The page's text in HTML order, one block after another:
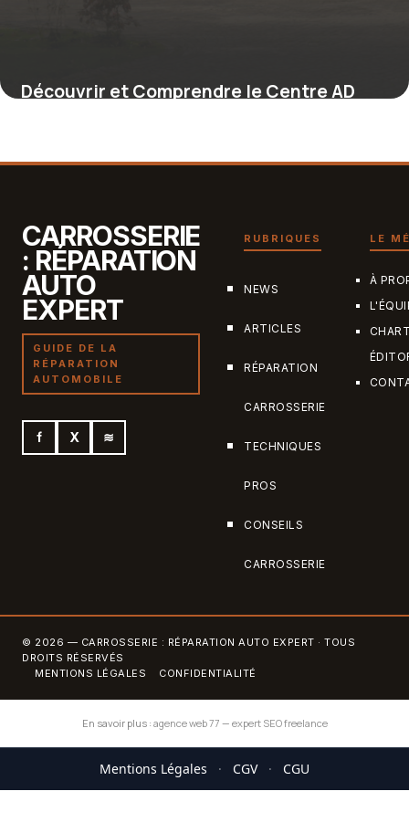
Découvrir et Comprendre le Centre AD
CARROSSERIE
: RÉPARATION
AUTO
EXPERT
GUIDE DE LA
RÉPARATION
AUTOMOBILE
f X ≋
RUBRIQUES
NEWS
ARTICLES
RÉPARATION
CARROSSERIE
TECHNIQUES
PROS
CONSEILS
CARROSSERIE
LE
À
© 2026 — CARROSSERIE : RÉPARATION AUTO EXPERT · TOUS
DROITS RÉSERVÉS
MENTIONS LÉGALES
CONFIDENTIALITÉ
En savoir plus : agence web 77 — expert SEO freelance
Mentions Légales · CGV · CGU